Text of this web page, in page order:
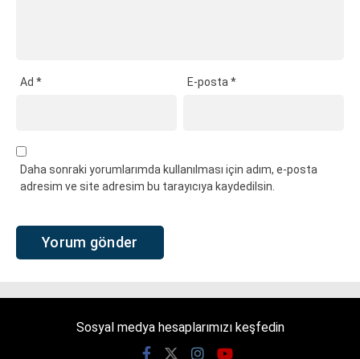
Ad * E-posta*
Daha sonraki yorumlarımda kullanılması için adım, e-posta
adresim ve site adresim bu tarayıcıya kaydedilsin.
Sosyal medya hesaplarımızı keşfedin